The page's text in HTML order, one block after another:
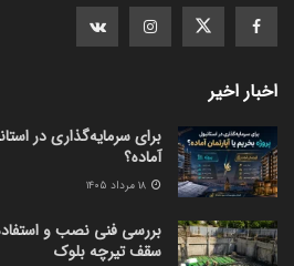
اخبار اخیر
برای سرمایه‌گذاری در
آماده؟
بررسی فنی نصب و
سقف تیرچه بلوک